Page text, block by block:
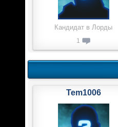
Кандидат в Лорды
1
Tem1006